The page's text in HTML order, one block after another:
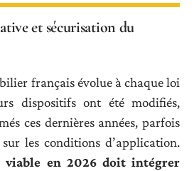
et sécurisation du
français évolue à chaque loi
dispositifs ont été modifiés,
ces dernières années, parfois
les conditions d’application.
viable en 2026 doit intégrer